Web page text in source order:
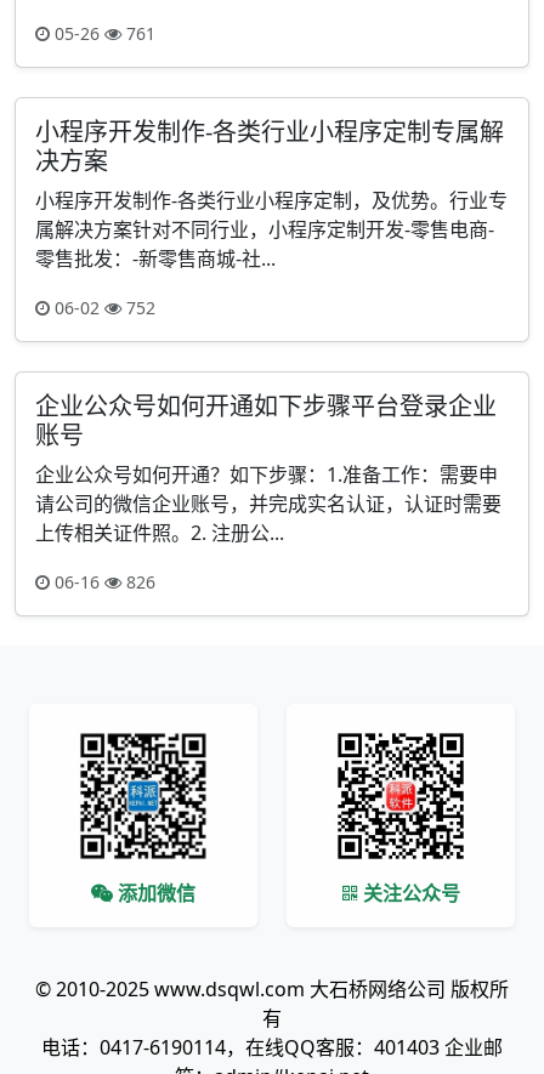
05-26 761
小程序开发制作-各类行业小程序定制专属解
决方案
小程序开发制作-各类行业小程序定制，及优势。行业专
属解决方案针对不同行业，小程序定制开发-零售电商-
零售批发：-新零售商城-社...
06-02 752
企业公众号如何开通如下步骤平台登录企业
账号
企业公众号如何开通？如下步骤：1.准备工作：需要申
请公司的微信企业账号，并完成实名认证，认证时需要
上传相关证件照。2. 注册公...
06-16 826
添加微信 关注公众号
© 2010-2025 www.dsqwl.com 大石桥网络公司 版权所
有
电话：0417-6190114，在线QQ客服：401403 企业邮